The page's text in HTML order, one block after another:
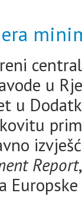
u
u
Report